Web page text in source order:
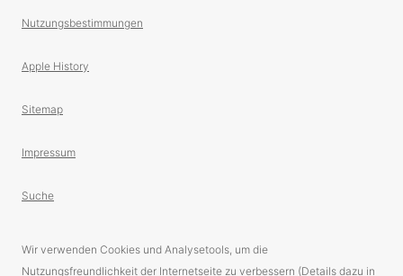
Nutzungsbestimmungen
Apple History
Sitemap
Impressum
Suche
Wir verwenden Cookies und Analysetools, um die
Nutzungsfreundlichkeit der Internetseite zu verbessern (Details dazu in